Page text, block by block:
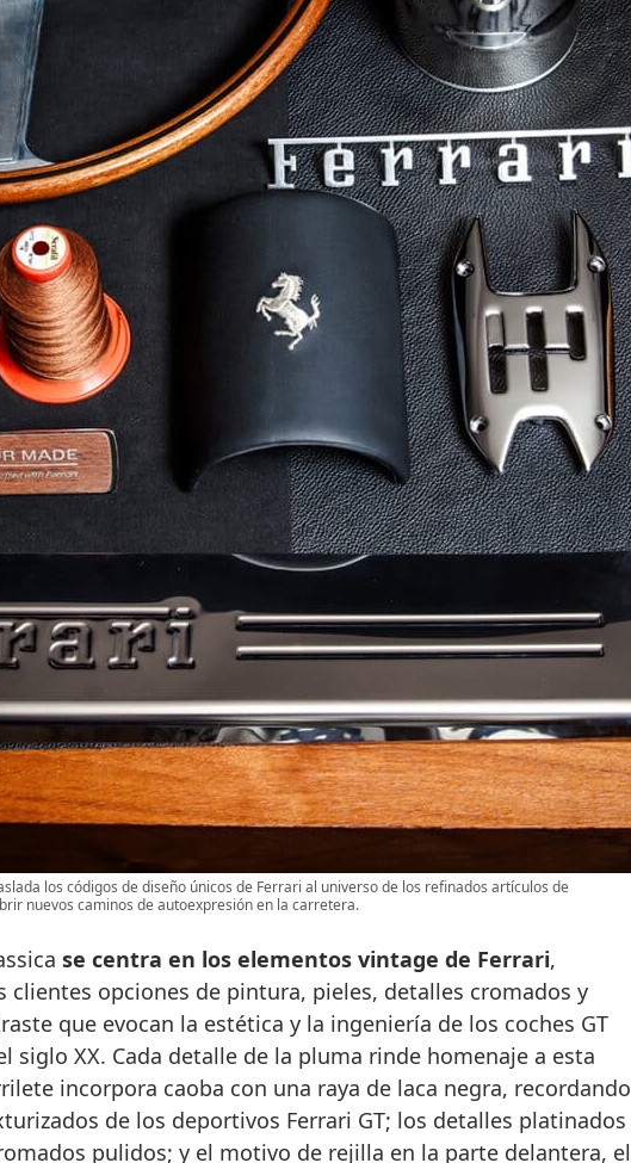
los códigos de diseño únicos de Ferrari al universo de los refinados artículos de
nuevos caminos de autoexpresión en la carretera.
se centra en los elementos vintage de Ferrari,
clientes opciones de pintura, pieles, detalles cromados y
que evocan la estética y la ingeniería de los coches GT
siglo XX. Cada detalle de la pluma rinde homenaje a esta
incorpora caoba con una raya de laca negra, recordando
de los deportivos Ferrari GT; los detalles platinados
pulidos; y el motivo de rejilla en la parte delantera, el